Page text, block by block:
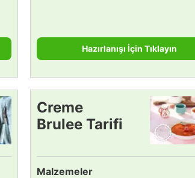
Hazırlanışı İçin Tıklayın
Creme
Brulee Tarifi
Malzemeler